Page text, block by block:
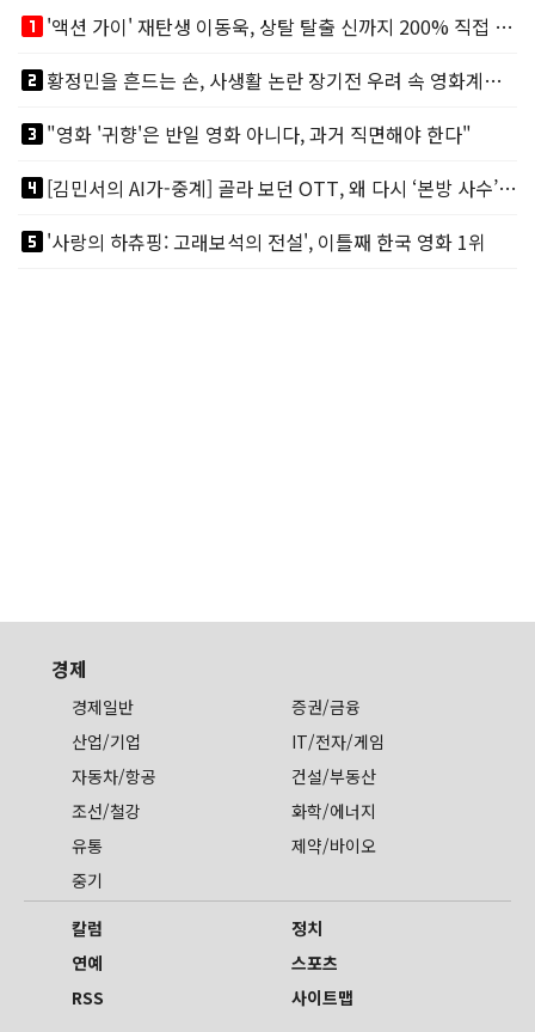
looks_one
'액션 가이' 재탄생 이동욱, 상탈 탈출 신까지 200% 직접 소화
looks_two
황정민을 흔드는 손, 사생활 논란 장기전 우려 속 영화계도 리스크
looks_3"영화 '귀향'은 반일 영화 아니다, 과거 직면해야 한다"
looks_4
[김민서의 AI가-중계] 골라 보던 OTT, 왜 다시 ‘본방 사수’를 부르나
looks_5'사랑의 하츄핑: 고래보석의 전설', 이틀째 한국 영화 1위
경제
경제일반
증권/금융
산업/기업
IT/전자/게임
자동차/항공
건설/부동산
조선/철강
화학/에너지
유통
제약/바이오
중기
칼럼
정치
연예
스포츠
RSS
사이트맵